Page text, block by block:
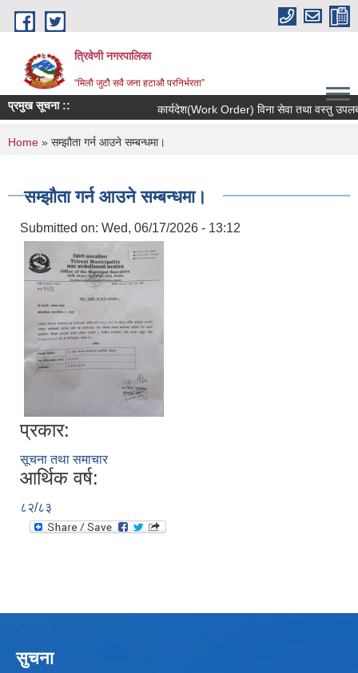
Skip to main content
त्रिवेणी नगरपालिका
“मिलौ जुटौ सवै जना हटाऔ परनिर्भरता”
प्रमुख सूचना :: कार्यदेश(Work Order) विना सेवा तथा वस्तु उपलब्ध
You are here
Home » सम्झौता गर्न आउने सम्बन्धमा।
सम्झौता गर्न आउने सम्बन्धमा।
Submitted on: Wed, 06/17/2026 - 13:12
प्रकार:
सूचना तथा समाचार
आर्थिक वर्ष:
८२/८३
सुचना